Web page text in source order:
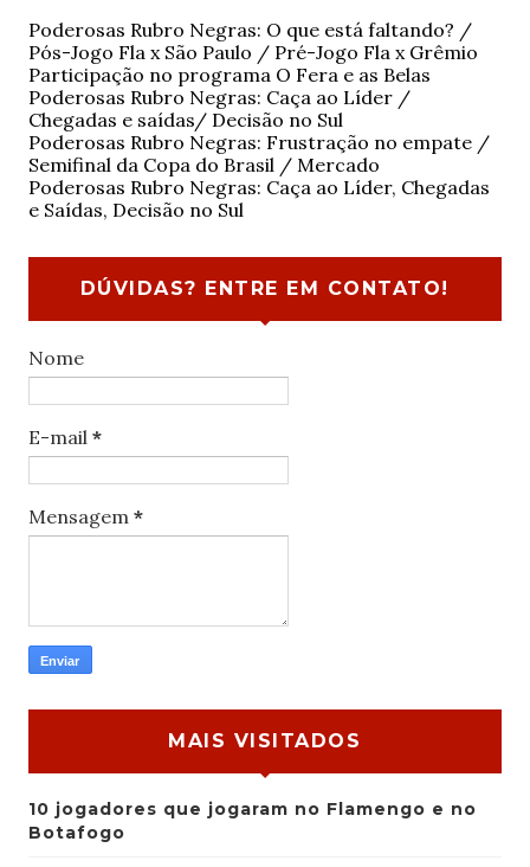
Poderosas Rubro Negras: O que está faltando? /
Pós-Jogo Fla x São Paulo / Pré-Jogo Fla x Grêmio
Participação no programa O Fera e as Belas
Poderosas Rubro Negras: Caça ao Líder /
Chegadas e saídas/ Decisão no Sul
Poderosas Rubro Negras: Frustração no empate /
Semifinal da Copa do Brasil / Mercado
Poderosas Rubro Negras: Caça ao Líder, Chegadas
e Saídas, Decisão no Sul
DÚVIDAS? ENTRE EM CONTATO!
Nome
E-mail *
Mensagem *
MAIS VISITADOS
10 jogadores que jogaram no Flamengo e no
Botafogo